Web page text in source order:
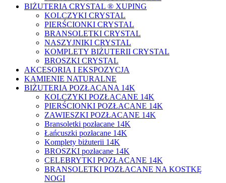
BIŻUTERIA CRYSTAL ® XUPING
KOLCZYKI CRYSTAL
PIERŚCIONKI CRYSTAL
BRANSOLETKI CRYSTAL
NASZYJNIKI CRYSTAL
KOMPLETY BIŻUTERII CRYSTAL
BROSZKI CRYSTAL
AKCESORIA I EKSPOZYCJA
KAMIENIE NATURALNE
BIŻUTERIA POZŁACANA 14K
KOLCZYKI POZŁACANE 14K
PIERŚCIONKI POZŁACANE 14K
ZAWIESZKI POZŁACANE 14K
Bransoletki pozłacane 14K
Łańcuszki pozłacane 14K
Komplety biżuterii 14K
BROSZKI pozłacane 14K
CELEBRYTKI POZŁACANE 14K
BRANSOLETKI POZŁACANE NA KOSTKĘ
NOGI